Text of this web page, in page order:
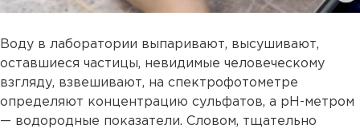
Воду в лаборатории выпаривают, высушивают,
оставшиеся частицы, невидимые человеческому
взгляду, взвешивают, на спектрофотометре
определяют концентрацию сульфатов, а рН-метром
— водородные показатели. Словом, тщательно